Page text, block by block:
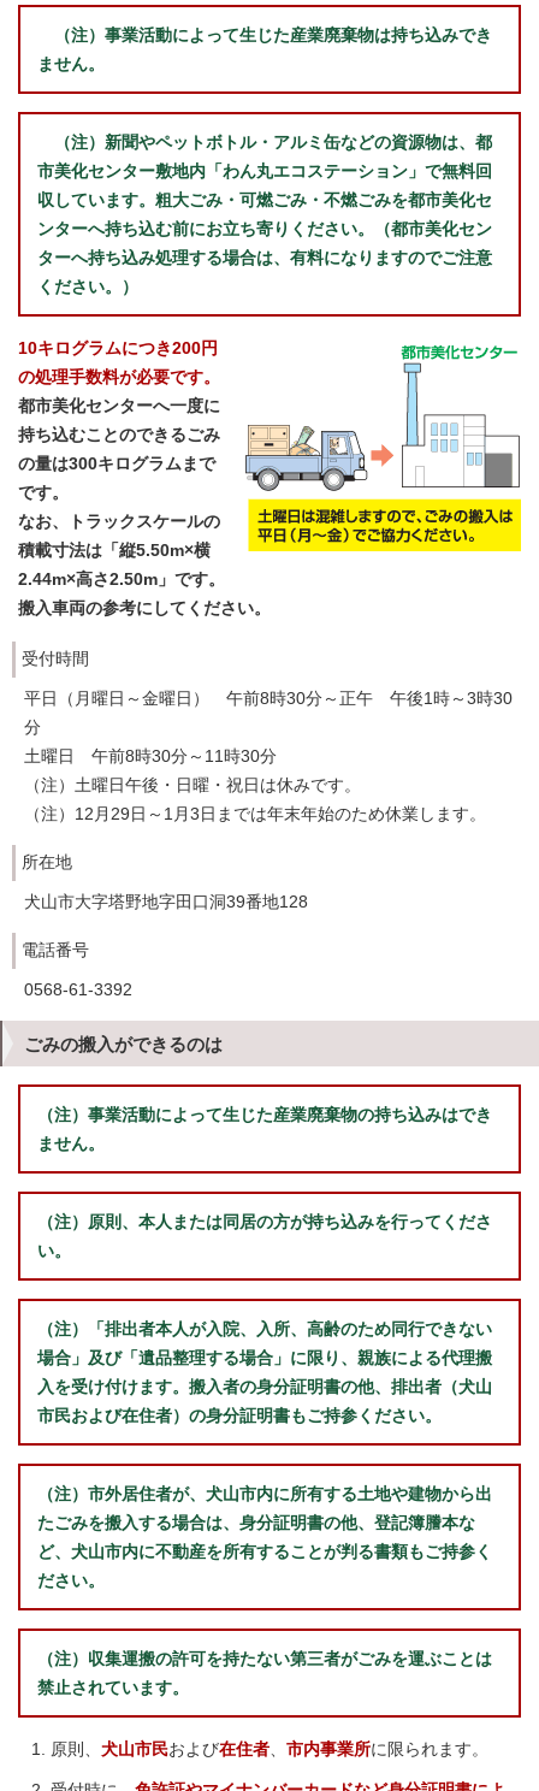
（注）事業活動によって生じた産業廃棄物は持ち込みでき
ません。
（注）新聞やペットボトル・アルミ缶などの資源物は、都
市美化センター敷地内「わん丸エコステーション」で無料回
収しています。粗大ごみ・可燃ごみ・不燃ごみを都市美化セ
ンターへ持ち込む前にお立ち寄りください。（都市美化セン
ターへ持ち込み処理する場合は、有料になりますのでご注意
ください。）
10キログラムにつき200円
の処理手数料が必要です。
都市美化センターへ一度に
持ち込むことのできるごみ
の量は300キログラムまで
です。
なお、トラックスケールの
積載寸法は「縦5.50m×横
2.44m×高さ2.50m」です。
搬入車両の参考にしてください。
受付時間
平日（月曜日～金曜日） 午前8時30分～正午 午後1時～3時30
分
土曜日 午前8時30分～11時30分
（注）土曜日午後・日曜・祝日は休みです。
（注）12月29日～1月3日までは年末年始のため休業します。
所在地
犬山市大字塔野地字田口洞39番地128
電話番号
0568-61-3392
ごみの搬入ができるのは
（注）事業活動によって生じた産業廃棄物の持ち込みはでき
ません。
（注）原則、本人または同居の方が持ち込みを行ってくださ
い。
（注）「排出者本人が入院、入所、高齢のため同行できない
場合」及び「遺品整理する場合」に限り、親族による代理搬
入を受け付けます。搬入者の身分証明書の他、排出者（犬山
市民および在住者）の身分証明書もご持参ください。
（注）市外居住者が、犬山市内に所有する土地や建物から出
たごみを搬入する場合は、身分証明書の他、登記簿謄本な
ど、犬山市内に不動産を所有することが判る書類もご持参く
ださい。
（注）収集運搬の許可を持たない第三者がごみを運ぶことは
禁止されています。
原則、 犬山市民および在住者、 市内事業所に限られます。